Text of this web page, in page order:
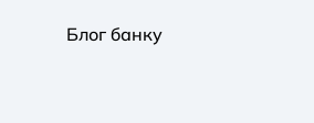
Блог банку